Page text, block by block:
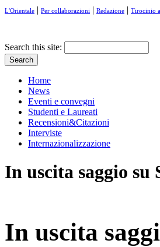
L'Orientale | Per collaborazioni | Redazione | Tirocinio
Search this site:
Home
News
Eventi e convegni
Studenti e Laureati
Recensioni&Citazioni
Interviste
Internazionalizzazione
In uscita saggio
In uscita